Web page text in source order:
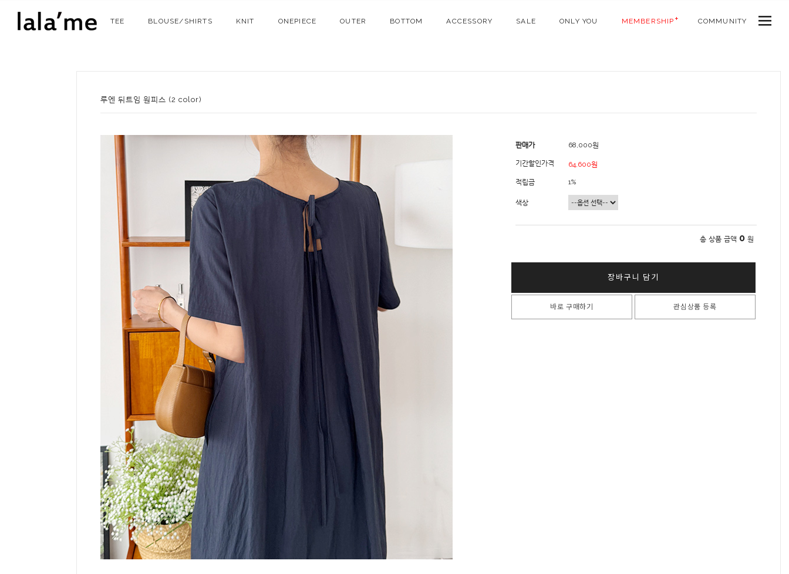
TEE BLOUSE/SHIRTS KNIT ONEPIECE OUTER BOTTOM ACCESSORY SALE ONLY YOU MEMBERSHIP COMMUNITY
루엔 뒤트임 원피스 (2 color)
판매가 68,000원
기간할인가격 64,600원
적립금 1%
색상
총 상품 금액 0 원
장바구니 담기
바로 구매하기 관심상품 등록